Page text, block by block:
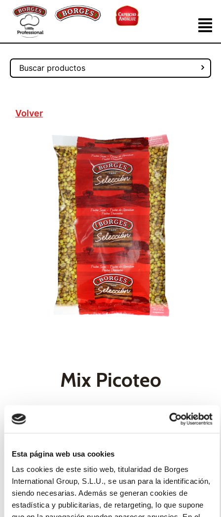
Esta página web usa cookies
Las cookies de este sitio web, titularidad de Borges
International Group, S.L.U., se usan para la identificación,
siendo necesarias. Además se generan cookies de
estadística y publicitarias, de retargeting, lo que supone
Volver
Mix Picoteo
Esta mezcla Borges contiene varios componentes
fritos, tostados y salados, principalmente: legumbres
cacahuete. Una gran variedad de crujientes frutos
secos tostados con aceite vegetal de girasol, un
snack saludable para toda la família.